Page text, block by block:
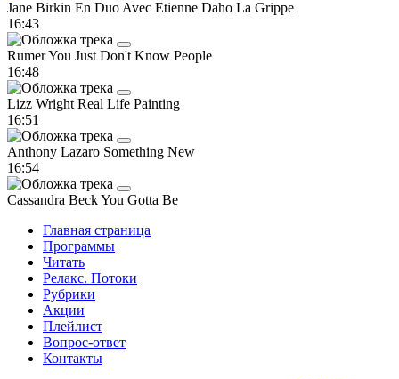
Jane Birkin En Duo Avec Etienne Daho La Grippe
16:43
RumerYou Just Don't Know People
16:48
Lizz Wright Real Life Painting
16:51
Anthony Lazaro Something New
16:54
Cassandra BeckYou Gotta Be
Главная страница
Программы
Читать
Релакс. Потоки
Рубрики
Акции
Плейлист
Вопрос-ответ
Контакты